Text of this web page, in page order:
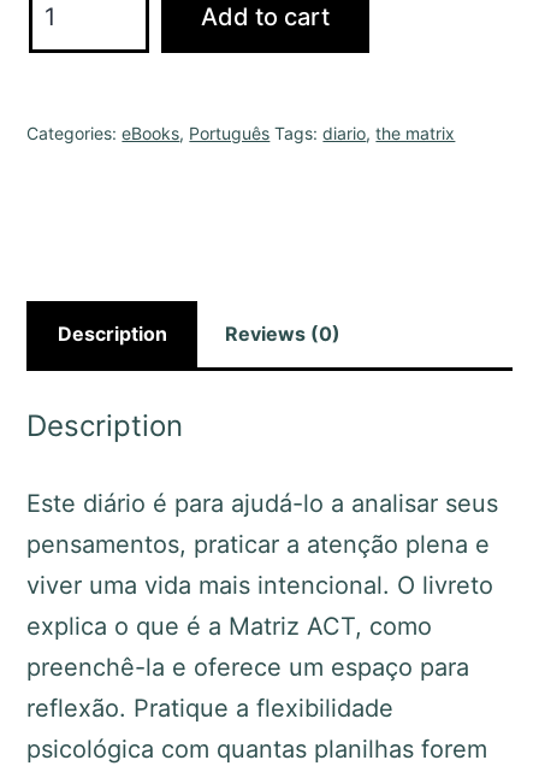
Add to cart
Categories:eBooks, Português Tags:diario,the matrix
Description Reviews (0)
Description
Este diário é para ajudá-lo a analisar seus
pensamentos, praticar a atenção plena e
viver uma vida mais intencional. O livreto
explica o que é a Matriz ACT, como
preenchê-la e oferece um espaço para
reflexão. Pratique a flexibilidade
psicológica com quantas planilhas forem